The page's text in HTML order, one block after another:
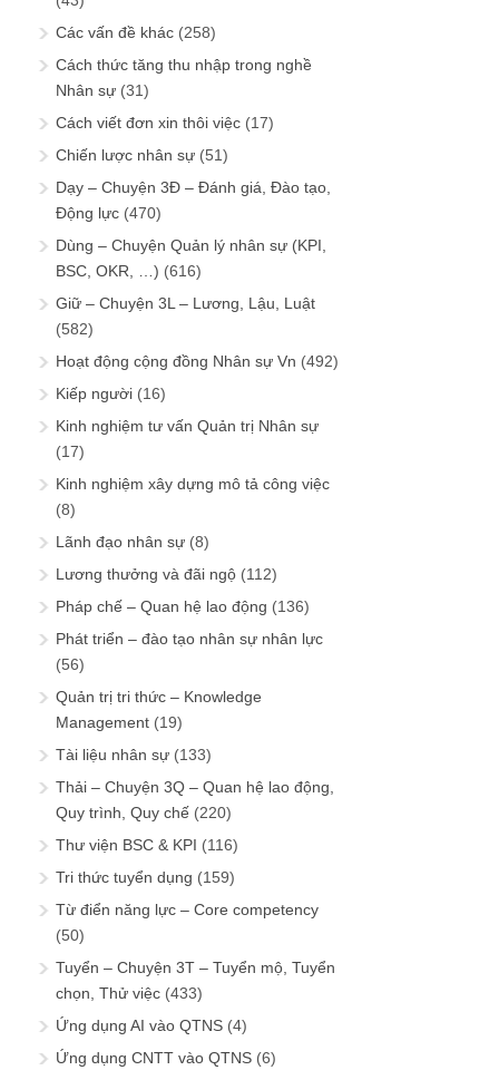
Các vấn đề khác (258)
Cách thức tăng thu nhập trong nghề
Nhân sự (31)
Cách viết đơn xin thôi việc (17)
Chiến lược nhân sự (51)
Dạy – Chuyện 3Đ – Đánh giá, Đào tạo,
Động lực (470)
Dùng – Chuyện Quản lý nhân sự (KPI,
BSC, OKR, …) (616)
Giữ – Chuyện 3L – Lương, Lậu, Luật
(582)
Hoạt động cộng đồng Nhân sự Vn (492)
Kiếp người (16)
Kinh nghiệm tư vấn Quản trị Nhân sự
(17)
Kinh nghiệm xây dựng mô tả công việc
(8)
Lãnh đạo nhân sự (8)
Lương thưởng và đãi ngộ (112)
Pháp chế – Quan hệ lao động (136)
Phát triển – đào tạo nhân sự nhân lực
(56)
Quản trị tri thức – Knowledge
Management (19)
Tài liệu nhân sự (133)
Thải – Chuyện 3Q – Quan hệ lao động,
Quy trình, Quy chế (220)
Thư viện BSC & KPI (116)
Tri thức tuyển dụng (159)
Từ điển năng lực – Core competency
(50)
Tuyển – Chuyện 3T – Tuyển mộ, Tuyển
chọn, Thử việc (433)
Ứng dụng AI vào QTNS (4)
Ứng dụng CNTT vào QTNS (6)